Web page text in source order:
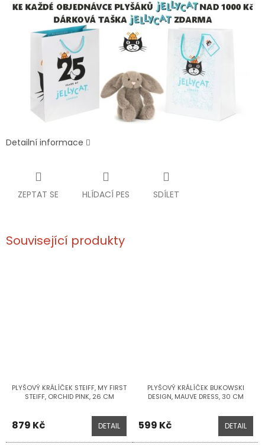
Detailní informace
ZEPTAT SE HLÍDACÍ PES SDÍLET
Související produkty
PLYŠOVÝ KRÁLÍČEK STEIFF, MY FIRST
STEIFF, ORCHID PINK, 26 CM
879 Kč DETAIL
PLYŠOVÝ KRÁLÍČEK BUKOWSKI
DESIGN, MAUVE DRESS, 30 CM
599 Kč DETAIL